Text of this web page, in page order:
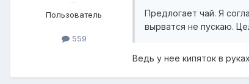
Пользователь
559
Предлогает чай. Я
вырватся не пускаю.
Ведь у нее кипяток в